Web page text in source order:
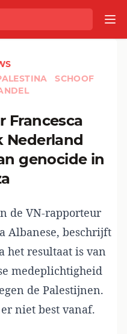
SCHOOF
Nederland
genocide in
de VN-rapporteur
Albanese, beschrijft
het resultaat is van
medeplichtigheid
de Palestijnen.
niet best vanaf.